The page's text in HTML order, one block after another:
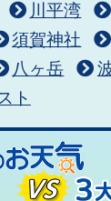
川平湾
須賀神社
八ヶ岳
ト